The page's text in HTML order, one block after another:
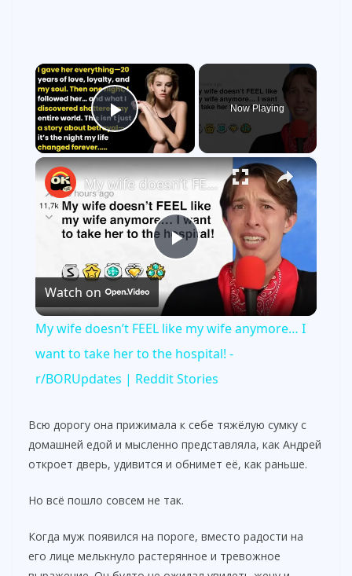
×
Play Video
Now Playing
×
P
a
V
i
d
My wife doesn’t FEEL like my wife anymore… I want to take her to the hospital! - r/BORUpdates | Reddit Stories
Watch on
My wife doesn’t FEEL like my wife anymore… I
want to take her to the hospital! -
r/BORUpdates | Reddit Stories
Всю дорогу она прижимала к себе тяжёлую сумку с
домашней едой и мысленно представляла, как Андрей
откроет дверь, удивится и обнимет её, как раньше.
Но всё пошло совсем не так.
Когда муж появился на пороге, вместо радости на
его лице мелькнуло растерянное и тревожное